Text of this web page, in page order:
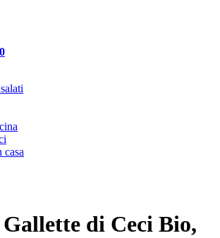
casa
Gallette di Ceci Bio,